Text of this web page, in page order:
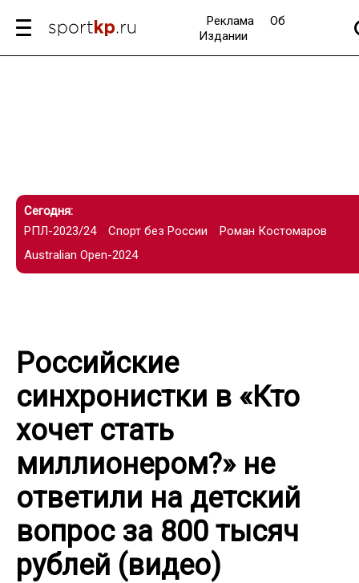
Реклама
Об
Издании
Сегодня:
РПЛ-2023/24
Спорт без России
Роман Костомаров
Australian Open-2024
Российские
синхронистки в «Кто
хочет стать
миллионером?» не
ответили на детский
вопрос за 800 тысяч
рублей (видео)